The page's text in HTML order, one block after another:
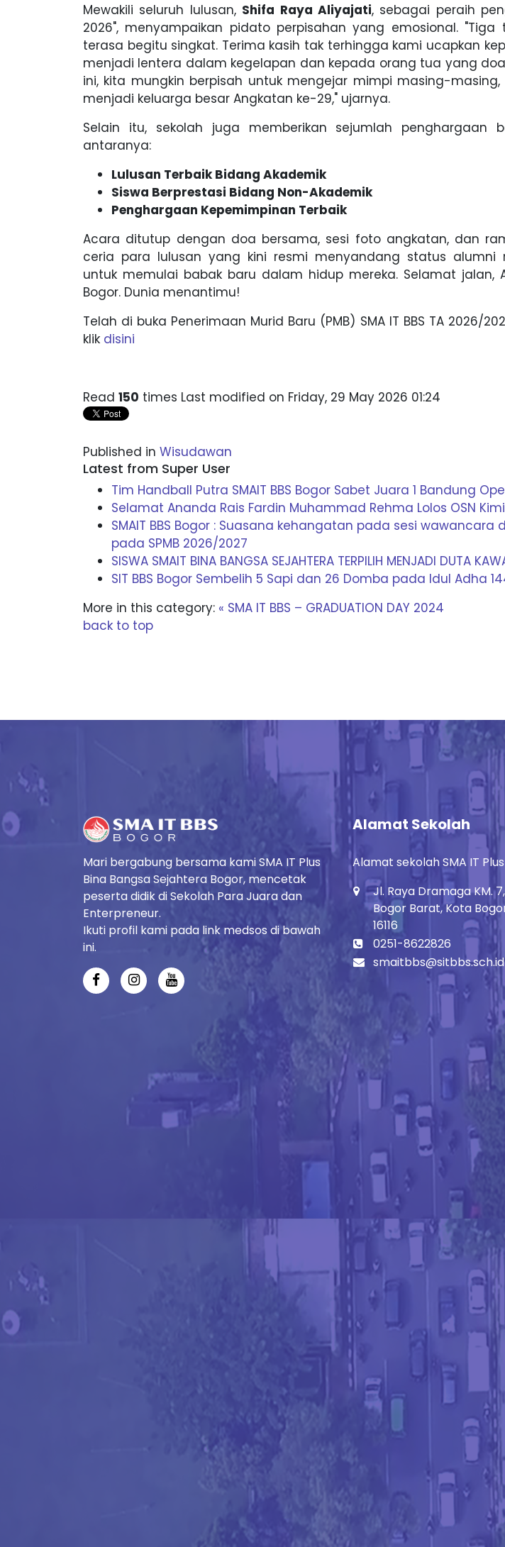
Mewakili seluruh lulusan, Shifa Raya Aliyajati, sebagai peraih
2026", menyampaikan pidato perpisahan yang emosional. "Tiga
terasa begitu singkat. Terima kasih tak terhingga kami ucapkan
menjadi lentera dalam kegelapan dan kepada orang tua yang
ini, kita mungkin berpisah untuk mengejar mimpi masing-
menjadi keluarga besar Angkatan ke-29," ujarnya.
Selain itu, sekolah juga memberikan sejumlah penghargaan
antaranya:
Lulusan Terbaik Bidang Akademik
Siswa Berprestasi Bidang Non-Akademik
Penghargaan Kepemimpinan Terbaik
Acara ditutup dengan doa bersama, sesi foto angkatan, dan
ceria para lulusan yang kini resmi menyandang status alumni
untuk memulai babak baru dalam hidup mereka. Selamat jalan,
Bogor. Dunia menantimu!
Telah di buka Penerimaan Murid Baru (PMB) SMA IT BBS TA 2026/
klik disini
Read 150 times Last modified on Friday, 29 May 2026 01:24
Published in Wisudawan
Latest from Super User
Tim Handball Putra SMAIT BBS Bogor Sabet Juara 1 Bandung
Selamat Ananda Rais Fardin Muhammad Rehma Lolos OSN
SMAIT BBS Bogor : Suasana kehangatan pada sesi wawancara
pada SPMB 2026/2027
SISWA SMAIT BINA BANGSA SEJAHTERA TERPILIH MENJADI DUTA
SIT BBS Bogor Sembelih 5 Sapi dan 26 Domba pada Idul Adha
More in this category: « SMA IT BBS – GRADUATION DAY 2024
back to top
Mari bergabung bersama kami SMA IT Plus
Bina Bangsa Sejahtera Bogor, mencetak
peserta didik di Sekolah Para Juara dan
Enterpreneur.
Ikuti profil kami pada link medsos di bawah
ini.
Alamat Sekolah
Alamat sekolah SMA IT Plus
Jl. Raya Dramaga KM.
Bogor Barat, Kota
16116
0251-8622826
smaitbbs@sitbbs.sch.id